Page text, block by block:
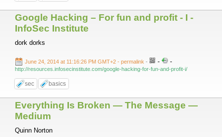
Google Hacking – For fun and profit - I -
InfoSec Institute
dork dorks
June 24, 2014 at 11:16:26 PM GMT+2 - permalink - - -
http://resources.infosecinstitute.com/google-hacking-for-fun-and-profit-i/
sec basics
Everything Is Broken — The Message —
Medium
Quinn Norton